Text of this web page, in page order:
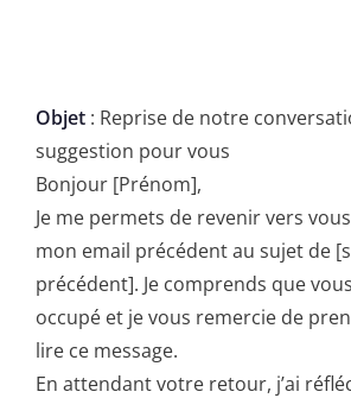
Objet : Reprise de notre
suggestion pour vous
Bonjour [Prénom],
Je me permets de revenir vers
mon email précédent au sujet de
précédent]. Je comprends que
occupé et je vous remercie de
lire ce message.
En attendant votre retour, j’ai